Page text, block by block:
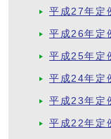
平成27年定
平成26年定
平成25年定
平成24年定
平成23年定
平成22年定